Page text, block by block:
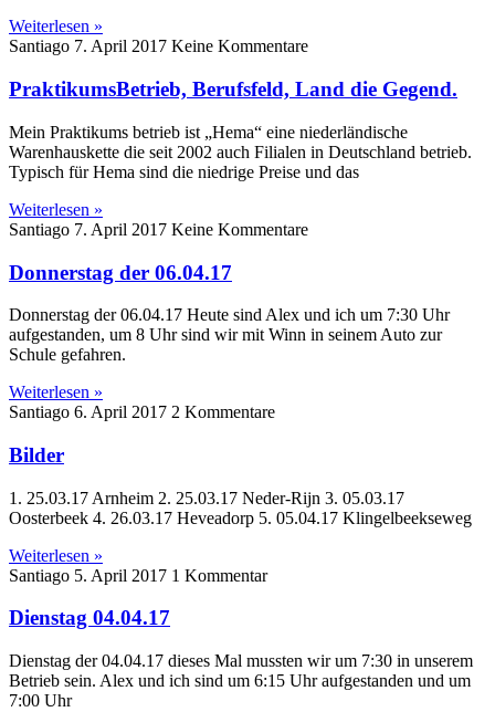
Weiterlesen »
Santiago 7. April 2017 Keine Kommentare
PraktikumsBetrieb, Berufsfeld, Land die Gegend.
Mein Praktikums betrieb ist „Hema“ eine niederländische
Warenhauskette die seit 2002 auch Filialen in Deutschland betrieb.
Typisch für Hema sind die niedrige Preise und das
Weiterlesen »
Santiago 7. April 2017 Keine Kommentare
Donnerstag der 06.04.17
Donnerstag der 06.04.17 Heute sind Alex und ich um 7:30 Uhr
aufgestanden, um 8 Uhr sind wir mit Winn in seinem Auto zur
Schule gefahren.
Weiterlesen »
Santiago 6. April 2017 2 Kommentare
Bilder
1. 25.03.17 Arnheim 2. 25.03.17 Neder-Rijn 3. 05.03.17
Oosterbeek 4. 26.03.17 Heveadorp 5. 05.04.17 Klingelbeekseweg
Weiterlesen »
Santiago 5. April 2017 1 Kommentar
Dienstag 04.04.17
Dienstag der 04.04.17 dieses Mal mussten wir um 7:30 in unserem
Betrieb sein. Alex und ich sind um 6:15 Uhr aufgestanden und um
7:00 Uhr